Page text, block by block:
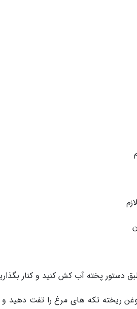
ریخته تکه های مرغ را تفت دهید